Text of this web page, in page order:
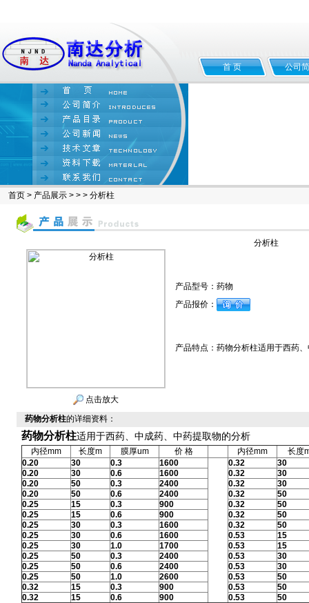
首 页 公司
首页 > 产品展示 > > > 分析柱
分析柱
点击放大
产品型号： 药物
产品报价：
产品特点： 药物分析柱适用于西药
药物分析柱的详细资料：
药物分析柱适用于西药、中成药、中药提取物的分析
内径mm 长度m 膜厚um 价 格 内径mm
长度
0.20
30 0.3 1600 0.32
30
0.20
30 0.6 1600 0.32
30
0.20
50 0.3 2400 0.32
30
0.20
50 0.6 2400 0.32
50
0.25
15 0.3 900 0.32
50
0.25
15 0.6 900 0.32
50
0.25
30 0.3 1600 0.32
50
0.25
30 0.6 1600 0.53
15
0.25
30 1.0 1700 0.53
15
0.25
50 0.3 2400 0.53
30
0.25
50 0.6 2400 0.53
30
0.25
50 1.0 2600 0.53
50
0.32
15 0.3 900 0.53
50
0.32
15 0.6 900 0.53
50